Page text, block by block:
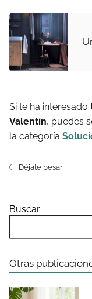
Si te ha interesado
Valentín, puedes
la categoría
Déjate besar
Buscar
Otras